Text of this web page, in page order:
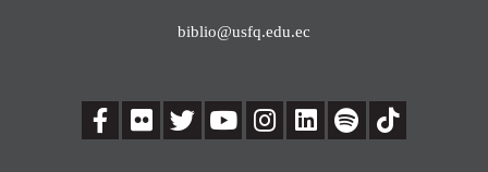
biblio@usfq.edu.ec